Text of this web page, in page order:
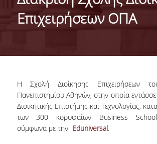
ΑΠΟΣΤΟΛΗ ΤΟΥ ΤΜΗΜΑΤΟΣ
ΔΙΟΙΚΗΣΗ ΤΟΥ ΤΜΗΜΑΤΟΣ
TESTIMONIALS ΔΙΑΚΡΙΣΕΩΝ
ΕΠΑΓΓΕΛΜΑΤΙΚΕΣ ΠΡΟΟΠΤΙΚΕΣ
ΓΙΑ ΜΑΘΗΤΕΣ ΛΥΚΕΙΟΥ
Επιχειρήσεων ΟΠΑ
Η Σχολή Διοίκησης Επιχειρήσεων
Πανεπιστημίου Αθηνών, στην οποία
Διοικητικής Επιστήμης και Τεχνολογίας,
των 300 κορυφαίων Business
σύμφωνα με την Eduniversal.